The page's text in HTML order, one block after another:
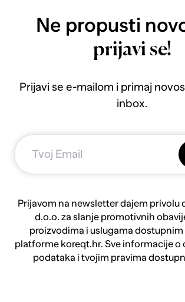
Ne propusti
prijavi se!
Prijavi se e-mailom i primaj
inbox.
Prijavom na newsletter dajem privolu
d.o.o. za slanje promotivnih
proizvodima i uslugama
platforme koreqt.hr. Sve informacije o
podataka i tvojim pravima